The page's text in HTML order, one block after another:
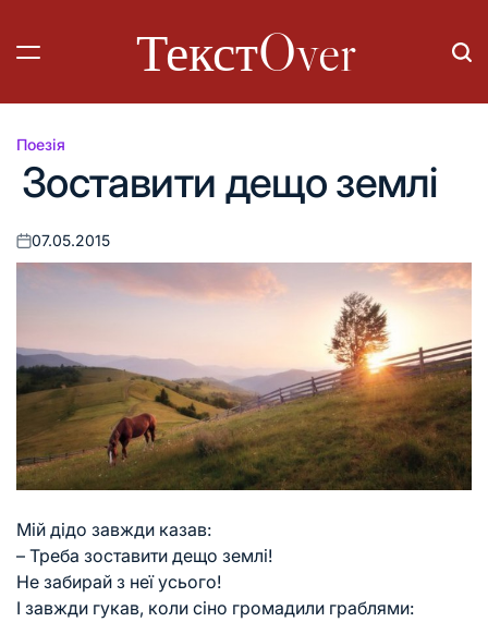
вмісту
ТекстOver
Опублікувати
Поезія
Зоставити дещо землі
Оприлюднено
07.05.2015
Мій дідо завжди казав:
– Треба зоставити дещо землі!
Не забирай з неї усього!
І завжди гукав, коли сіно громадили граблями: